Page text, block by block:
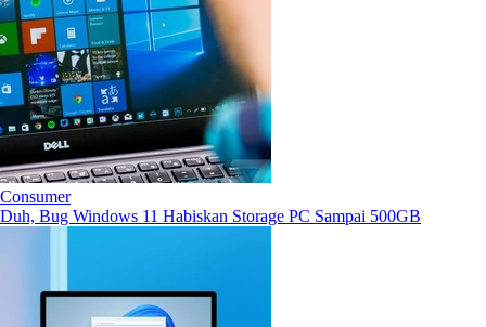
Consumer
Duh, Bug Windows 11 Habiskan Storage PC Sampai 500GB